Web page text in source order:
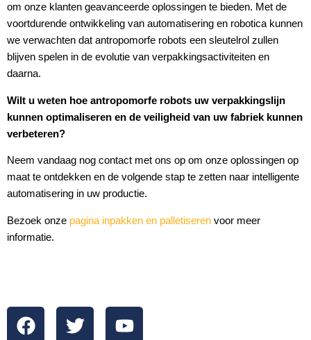
om onze klanten geavanceerde oplossingen te bieden. Met de
voortdurende ontwikkeling van automatisering en robotica kunnen
we verwachten dat antropomorfe robots een sleutelrol zullen
blijven spelen in de evolutie van verpakkingsactiviteiten en
daarna.
Wilt u weten hoe antropomorfe robots uw verpakkingslijn
kunnen optimaliseren en de veiligheid van uw fabriek kunnen
verbeteren?
Neem vandaag nog contact met ons op om onze oplossingen op
maat te ontdekken en de volgende stap te zetten naar intelligente
automatisering in uw productie.
Bezoek onze pagina inpakken en palletiseren voor meer
informatie.